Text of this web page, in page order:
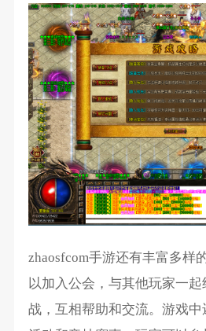
zhaosfcom手游还有丰富多样
以加入公会，与其他玩家一
战，互相帮助和交流。游戏